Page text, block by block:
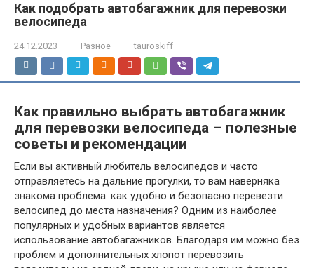
Как подобрать автобагажник для перевозки
велосипеда
24.12.2023 Разное tauroskiff
Как правильно выбрать автобагажник
для перевозки велосипеда – полезные
советы и рекомендации
Если вы активный любитель велосипедов и часто
отправляетесь на дальние прогулки, то вам наверняка
знакома проблема: как удобно и безопасно перевезти
велосипед до места назначения? Одним из наиболее
популярных и удобных вариантов является
использование автобагажников. Благодаря им можно без
проблем и дополнительных хлопот перевозить